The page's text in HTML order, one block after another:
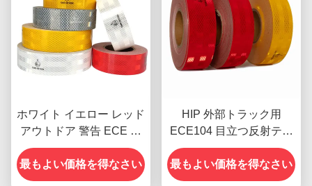
ホワイト イエロー レッド
アウトドア 警告 ECE ト
レーラー用反射テープ
最もよい価格を得なさい
HIP 外部トラック用
ECE104 目立つ反射テー
プ
最もよい価格を得なさい